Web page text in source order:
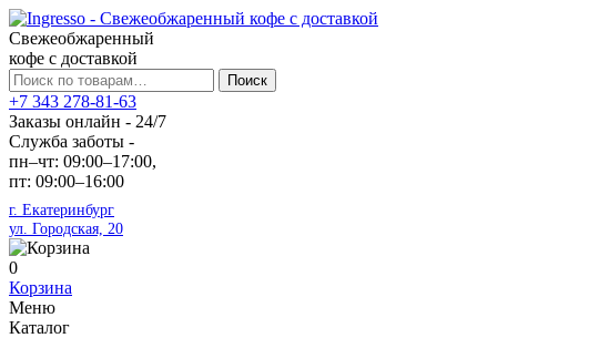
Свежеобжаренный
кофе с доставкой
Искать:
Поиск
+7 343 278-81-63
Заказы онлайн - 24/7
Служба заботы -
пн–чт: 09:00–17:00,
пт: 09:00–16:00
г. Екатеринбург
ул. Городская, 20
0
Корзина
Меню
Каталог